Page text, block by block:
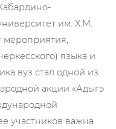
им. Х.М.
мероприятия,
языка и
вуз стал одной из
акции «Адыгэ
участников важна